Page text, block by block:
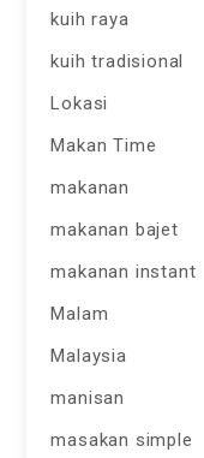
kuih raya
kuih tradisional
Lokasi
Makan Time
makanan
makanan bajet
makanan instant
Malam
Malaysia
manisan
masakan simple